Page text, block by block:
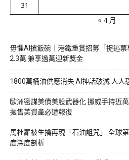
31
« 4 月
毋懼AI搶飯碗｜港鐵重賞招募「捉逃
2.3萬 兼享過萬迎新獎金
1800萬桶油供應消失 AI神話破滅 人人
歐洲密謀美債美股武器化 挪威手持近
拋售美資產必遭報復
馬杜羅被生擒再現「石油詛咒」 全球
度深度剖析